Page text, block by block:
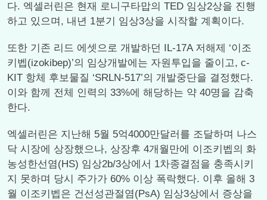
다. 엑셀러린은 현재 로니구타맙의 TED 임상2상을 진행
하고 있으며, 내년 1분기 임상3상을 시작할 계획이다.
또한 기존 리드 에셋으로 개발하던 IL-17A 저해제 ‘이조
키벱(izokibep)’의 임상개발에는 자원투입을 줄이고, c-
KIT 항체 후보물질 ‘SRLN-517’의 개발중단을 결정했다.
이와 함께 전체 인력의 33%에 해당하는 약 40명을 감축
한다.
엑셀러린은 지난해 5월 5억4000만달러를 조달하며 나스
닥 시장에 상장했으나, 상장후 4개월만에 이조키벱의 화
농성한선염(HS) 임상2b/3상에서 1차종결점을 충족시키
지 못하며 당시 주가가 60% 이상 폭락했다. 이후 올해 3
월 이조키벱은 건선성관절염(PsA) 임상3상에서 증상을